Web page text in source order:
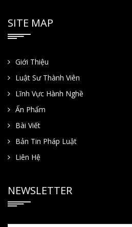
SITE MAP
Giới Thiệu
Luật Sư Thành Viên
Lĩnh Vực Hành Nghề
Ấn Phẩm
Bài Viết
Bản Tin Pháp Luật
Liên Hệ
NEWSLETTER